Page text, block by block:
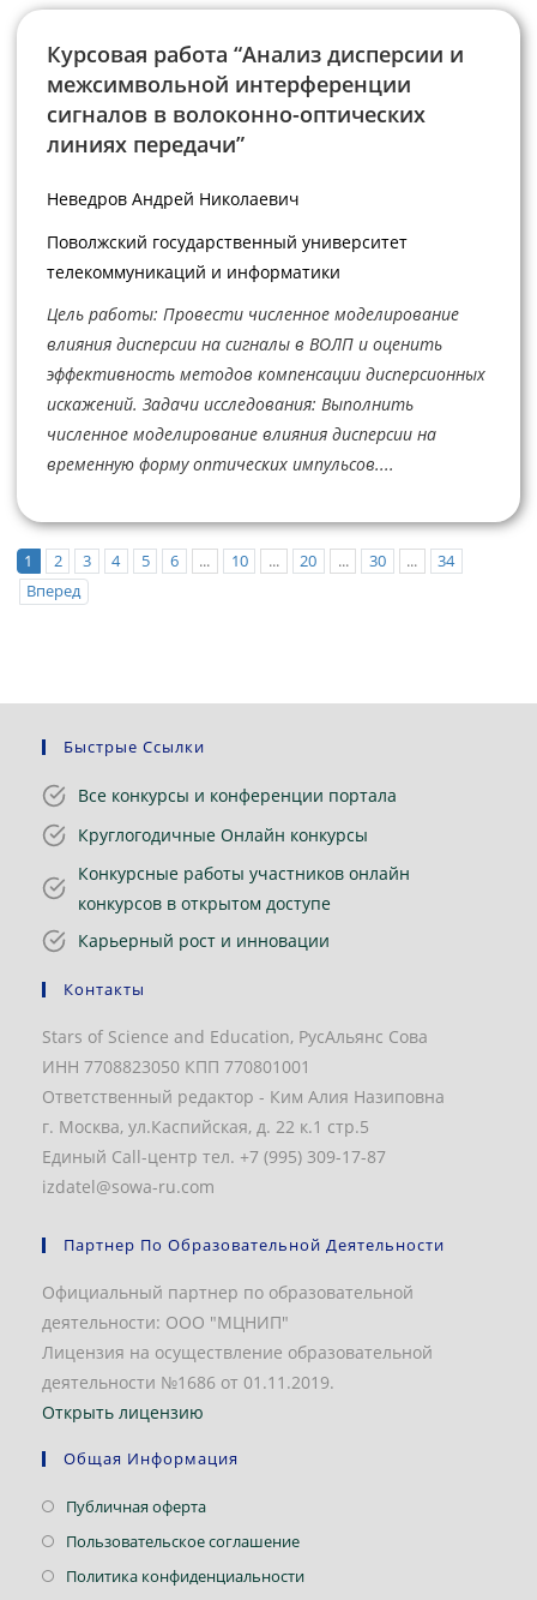
Курсовая работа “Анализ дисперсии и
межсимвольной интерференции
сигналов в волоконно-оптических
линиях передачи”
Неведров Андрей Николаевич
Поволжский государственный университет
телекоммуникаций и информатики
Цель работы: Провести численное моделирование
влияния дисперсии на сигналы в ВОЛП и оценить
эффективность методов компенсации дисперсионных
искажений. Задачи исследования: Выполнить
численное моделирование влияния дисперсии на
временную форму оптических импульсов....
1 2 3 4 5 6 ... 10 ... 20 ... 30 ...
34
Вперед
Быстрые Ссылки
Все конкурсы и конференции портала
Круглогодичные Онлайн конкурсы
Конкурсные работы участников онлайн
конкурсов в открытом доступе
Карьерный рост и инновации
Контакты
Stars of Science and Education, РусАльянс Сова
ИНН 7708823050 КПП 770801001
Ответственный редактор - Ким Алия Назиповна
г. Москва, ул.Каспийская, д. 22 к.1 стр.5
Единый Call-центр тел. +7 (995) 309-17-87
izdatel@sowa-ru.com
Партнер По Образовательной Деятельности
Официальный партнер по образовательной
деятельности: ООО "МЦНИП"
Лицензия на осуществление образовательной
деятельности №1686 от 01.11.2019.
Открыть лицензию
Общая Информация
Публичная офертаОткроется
в
Пользовательское соглашениеОткроется
в
Политика конфиденциальностиОткроется